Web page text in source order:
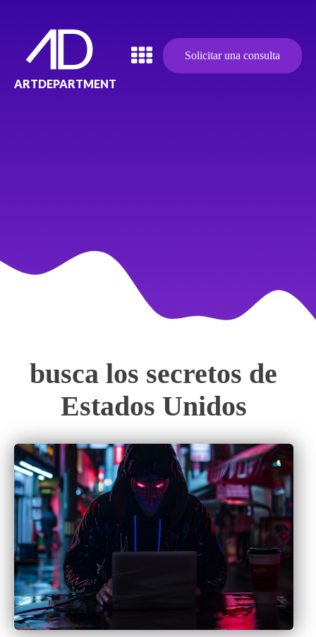
ARTDEPARTMENT
Solicitar una consulta
busca los secretos de
Estados Unidos